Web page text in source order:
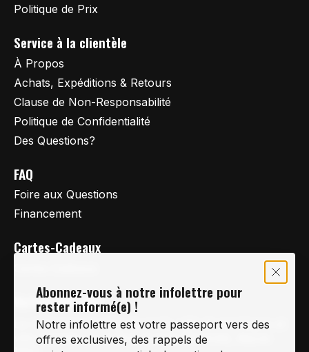
Politique de Prix
Service à la clientèle
À Propos
Achats, Expéditions & Retours
Clause de Non-Responsabilité
Politique de Confidentialité
Des Questions?
FAQ
Foire aux Questions
Financement
Cartes-Cadeaux
Vertige Vélo Ski
La référence en vélo de route, vélo de montagne et
vélo hybride sur la Rive-Sud de Montréal, depuis
Abonnez-vous à notre infolettre pour
rester informé(e) !
Notre infolettre est votre passeport vers des
offres exclusives, des rappels de